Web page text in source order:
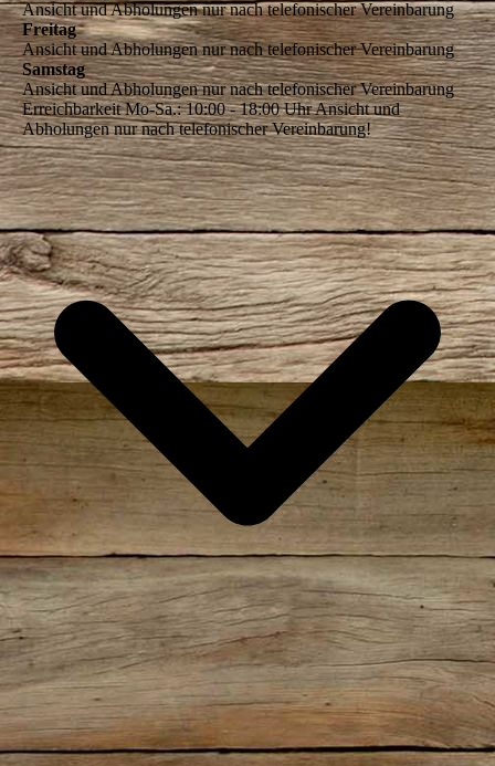
Ansicht und Abholungen nur nach telefonischer Vereinbarung
Freitag
Ansicht und Abholungen nur nach telefonischer Vereinbarung
Samstag
Ansicht und Abholungen nur nach telefonischer Vereinbarung
Erreichbarkeit Mo-Sa.: 10:00 - 18:00 Uhr Ansicht und
Abholungen nur nach telefonischer Vereinbarung!